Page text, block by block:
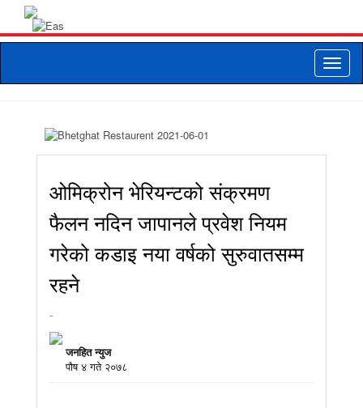
Toggle
ओमिक्रोन भेरियन्टको संक्रमण
फैलन नदिन जापानले प्रवेश नियम
गरेको कडाइ नया वर्षको सुरुवातसम्म
रहने
-
जनहित न्युज
पौष ४ गते २०७८